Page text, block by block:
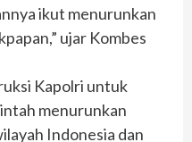
ikut menurunkan
ujar Kombes
Kapolri untuk
menurunkan
Indonesia dan